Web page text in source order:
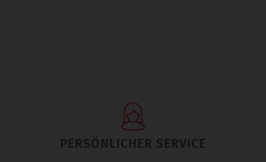
PERSÖNLICHER SERVICE